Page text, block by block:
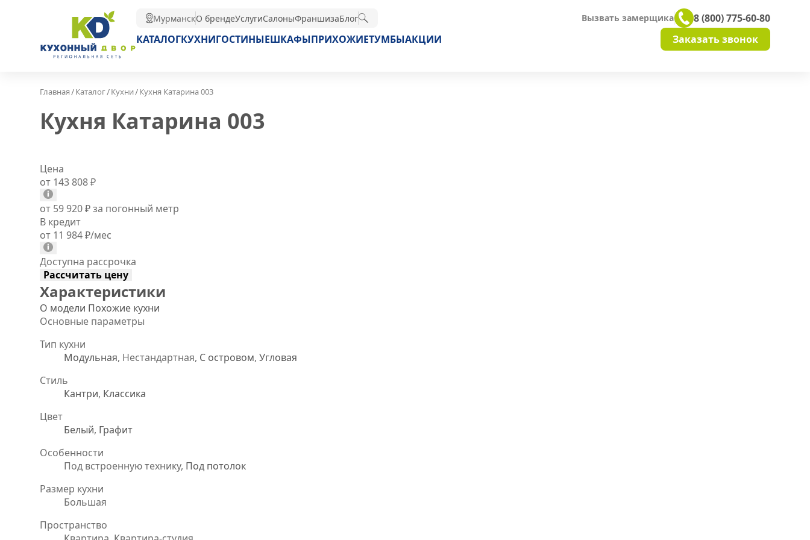
МурманскО брендеУслугиСалоныФраншизаБлог Вызвать замерщика
8 (800) 775-60-80
КАТАЛОГКУХНИГОСТИНЫЕШКАФЫПРИХОЖИЕТУМБЫАКЦИИ Заказать звонок
Главная/Каталог/Кухни/Кухня Катарина 003
Кухня Катарина 003
Цена
от 143 808₽
от 59 920₽за погонный метр
В кредит
от 11 984₽/мес
Доступна рассрочка
Рассчитать цену
Характеристики
О модели Похожие кухни
Основные параметры
Тип кухни
Модульная, Нестандартная, С островом, Угловая
Стиль
Кантри, Классика
Цвет
Белый, Графит
Особенности
Под встроенную технику, Под потолок
Размер кухни
Большая
Пространство